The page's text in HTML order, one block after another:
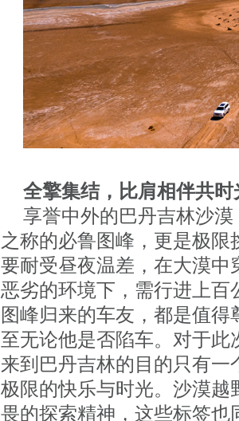
全擎集结，比肩相伴共时
享誉中外的巴丹吉林沙
之称的必鲁图峰，更是极
要耐受昼夜温差，在大漠
恶劣的环境下，需行进上
图峰归来的车友，都是值
至无论他是否陷车。对于
来到巴丹吉林的目的只有
极限的快乐与时光。沙漠
畏的探索精神，这些标签